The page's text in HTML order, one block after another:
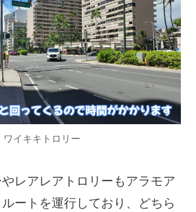
ワイキキトロリー
レアレアトロリーもアラモア
ートを運行しており、どちら